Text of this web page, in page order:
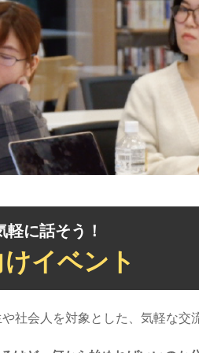
軽に話そう！
イベント
社会人を対象とした、気軽な交